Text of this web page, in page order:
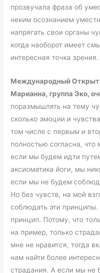
прозвучала фраза об
неким осознанием
напрягать свои органы
когда наоборот имеет
интересная точка
Международный
Марианна, группа Эко,
поразмышлять на тему
сколько эмоции и
том числе с первым и
полностью согласна,
если мы будем идти
аксиоматика йоги, мы
если мы не будем
Но без чувств, на мой
соблюдать эти
принцип. Потому, что
на пример, только
мне не нравится, тогда
нам найти более
страдания. А если мы не